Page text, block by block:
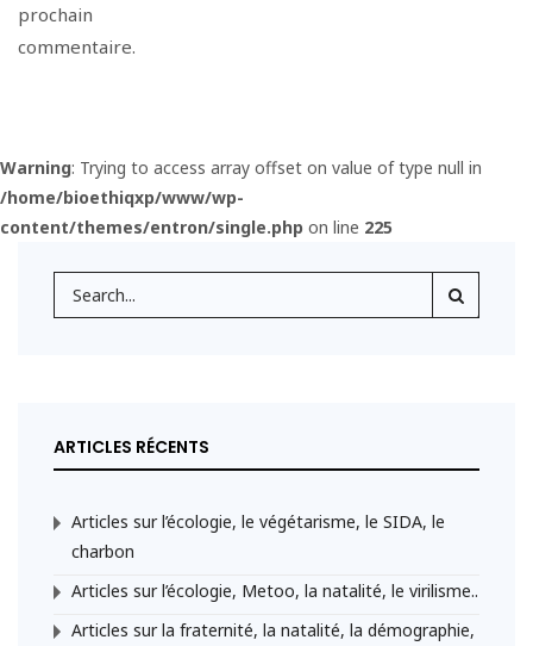
prochain
commentaire.
Warning: Trying to access array offset on value of type null in
/home/bioethiqxp/www/wp-
content/themes/entron/single.php on line 225
ARTICLES RÉCENTS
Articles sur l’écologie, le végétarisme, le SIDA, le
charbon
Articles sur l’écologie, Metoo, la natalité, le virilisme..
Articles sur la fraternité, la natalité, la démographie,